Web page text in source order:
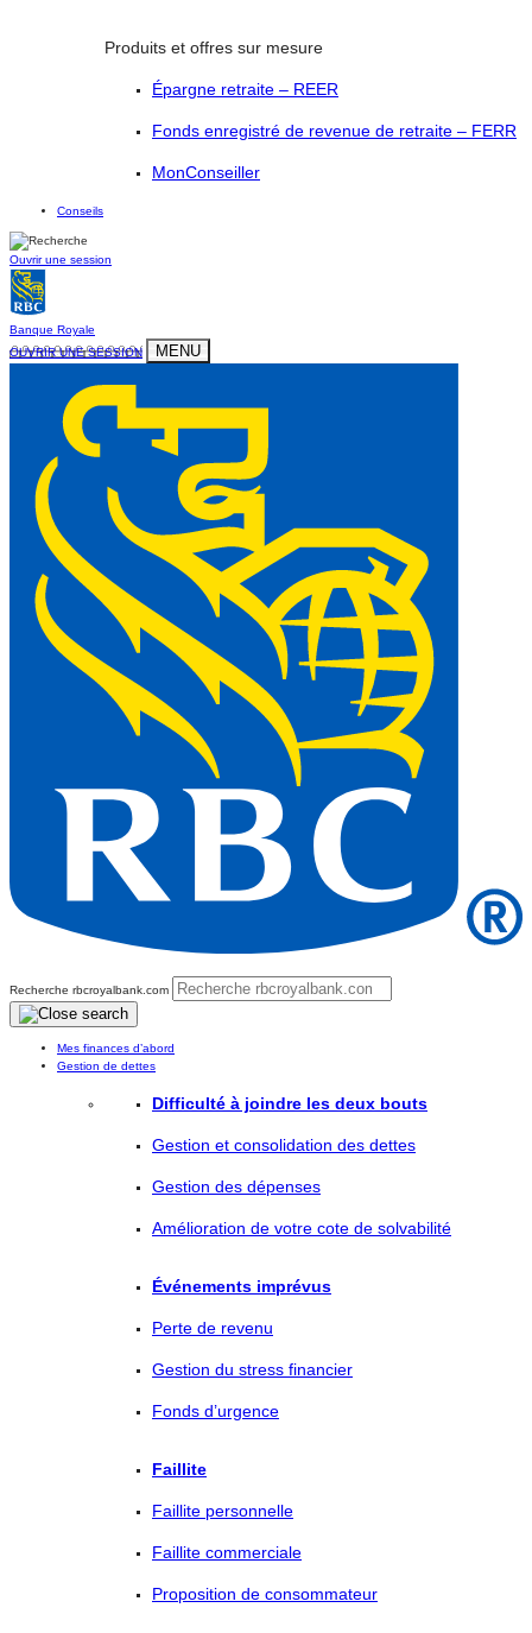
Produits et offres sur mesure
Épargne retraite – REER
Fonds enregistré de revenue de retraite – FERR
MonConseiller
Conseils
Ouvrir une session
Banque Royale
OUVRIR UNE SESSION
MENU
Recherche rbcroyalbank.com
Mes finances d’abord
Gestion de dettes
Difficulté à joindre les deux bouts
Gestion et consolidation des dettes
Gestion des dépenses
Amélioration de votre cote de solvabilité
Événements imprévus
Perte de revenu
Gestion du stress financier
Fonds d’urgence
Faillite
Faillite personnelle
Faillite commerciale
Proposition de consommateur